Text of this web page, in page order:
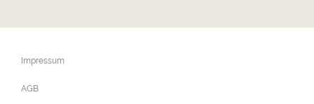
Impressum
AGB